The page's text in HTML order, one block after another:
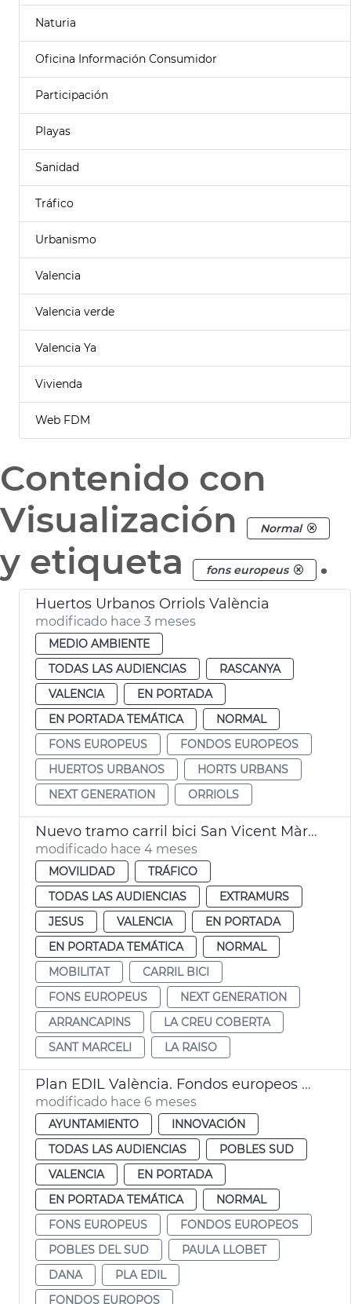
Naturia
Oficina Información Consumidor
Participación
Playas
Sanidad
Tráfico
Urbanismo
Valencia
Valencia verde
Valencia Ya
Vivienda
Web FDM
Contenido con
Visualización
Normal
y etiqueta fons europeus .
Huertos Urbanos Orriols València
modificado hace 3 meses
MEDIO AMBIENTE
TODAS LAS AUDIENCIAS
RASCANYA
VALENCIA
EN PORTADA
EN PORTADA TEMÁTICA
NORMAL
FONS EUROPEUS
FONDOS EUROPEOS
HUERTOS URBANOS
HORTS URBANS
NEXT GENERATION
ORRIOLS
Nuevo tramo carril bici San Vicent Màrtir València
modificado hace 4 meses
MOVILIDAD
TRÁFICO
TODAS LAS AUDIENCIAS
EXTRAMURS
JESUS
VALENCIA
EN PORTADA
EN PORTADA TEMÁTICA
NORMAL
MOBILITAT
CARRIL BICI
FONS EUROPEUS
NEXT GENERATION
ARRANCAPINS
LA CREU COBERTA
SANT MARCELI
LA RAISO
Plan EDIL València. Fondos europeos dana Pobles del Sud
modificado hace 6 meses
AYUNTAMIENTO
INNOVACIÓN
TODAS LAS AUDIENCIAS
POBLES SUD
VALENCIA
EN PORTADA
EN PORTADA TEMÁTICA
NORMAL
FONS EUROPEUS
FONDOS EUROPEOS
POBLES DEL SUD
PAULA LLOBET
DANA
PLA EDIL
FONDOS EUROPOS